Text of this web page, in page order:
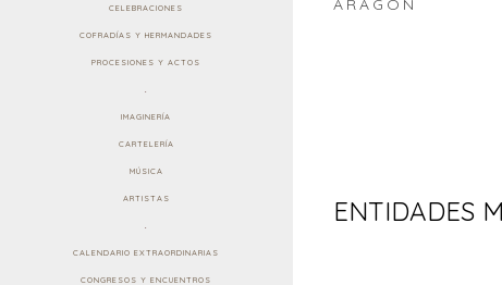
CELEBRACIONES
COFRADÍAS Y HERMANDADES
PROCESIONES Y ACTOS
.
IMAGINERÍA
CARTELERÍA
MÚSICA
ARTISTAS
.
CALENDARIO EXTRAORDINARIAS
CONGRESOS Y ENCUENTROS
ARAGÓN
ENTIDADES